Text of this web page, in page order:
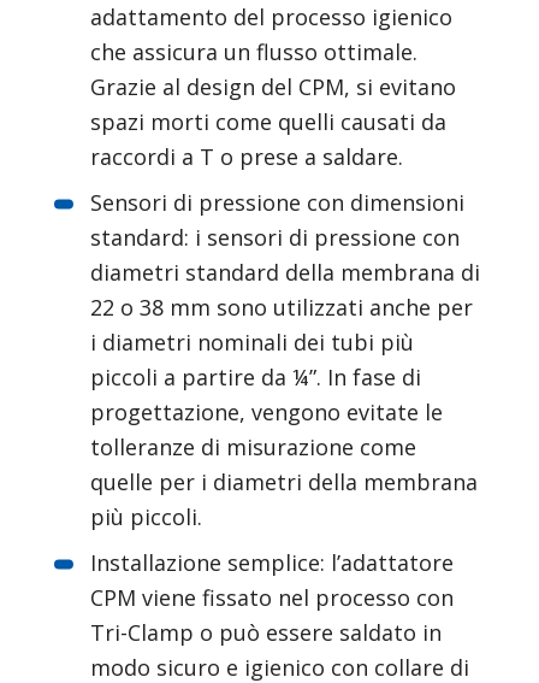
adattamento del processo igienico
che assicura un flusso ottimale.
Grazie al design del CPM, si evitano
spazi morti come quelli causati da
raccordi a T o prese a saldare.
Sensori di pressione con dimensioni
standard: i sensori di pressione con
diametri standard della membrana di
22 o 38 mm sono utilizzati anche per
i diametri nominali dei tubi più
piccoli a partire da ¼”. In fase di
progettazione, vengono evitate le
tolleranze di misurazione come
quelle per i diametri della membrana
più piccoli.
Installazione semplice: l’adattatore
CPM viene fissato nel processo con
Tri-Clamp o può essere saldato in
modo sicuro e igienico con collare di